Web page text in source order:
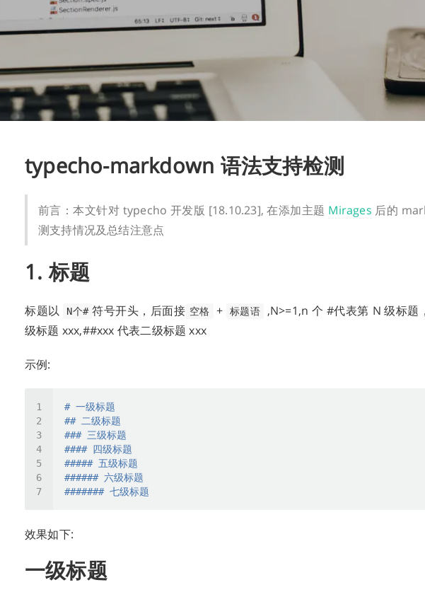
typecho-markdown 语法支持检测
前言：本文针对 typecho 开发版 [18.10.23], 在添加主题 Mirages 后的
测支持情况及总结注意点
1. 标题
标题以 N个# 符号开头，后面接 空格 + 标题语
,N>=1,n 个 #代表第 N 级标题
级标题 xxx,##xxx 代表二级标题 xxx
示例:
# 一级标题
## 二级标题
### 三级标题
#### 四级标题
##### 五级标题
###### 六级标题
####### 七级标题
效果如下:
一级标题